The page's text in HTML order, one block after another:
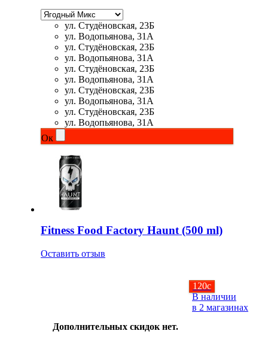
Пищеварение
Сердце и Сосуды
Щитовидная железа
Омега жиры
Суставы и связки
Протеин
НАЗАД
ул. Студёновская, 23Б
ул. Водопьянова, 31А
ул. Студёновская, 23Б
ул. Водопьянова, 31А
ул. Студёновская, 23Б
ул. Водопьянова, 31А
ул. Студёновская, 23Б
ул. Водопьянова, 31А
ул. Студёновская, 23Б
ул. Водопьянова, 31А
Ок
120c
В наличии
в 2 магазинах
Fitness Food Factory Haunt (500 ml)
Оставить отзыв
Дополнительных скидок нет.